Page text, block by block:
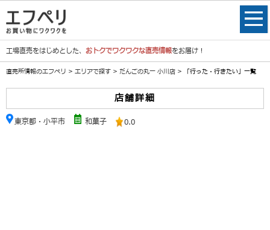
工場直売をはじめとした、 おトクでワクワクな直売情報をお届け！
直売所情報のエフペリ > エリアで探す > だんごの丸一 小川店 > 「行った・行きたい」一覧
店舗詳細
東京都・小平市 和菓子 0.0